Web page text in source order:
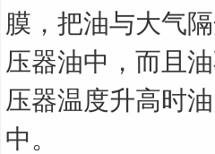
膜，把油与大气
压器油中，而且
压器温度升高时
中。